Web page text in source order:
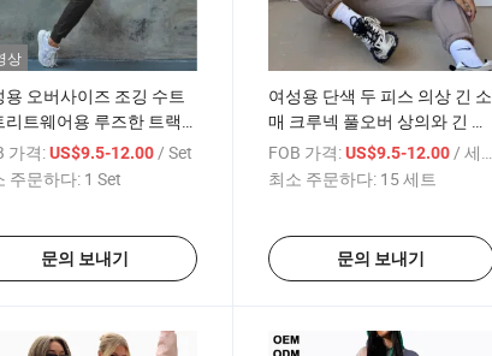
상
용 오버사이즈 조깅 수트
리트웨어용 루즈한 트랙
여자 조거스 팬츠 엘라스
리
가격:US$9.5-12.00/ Set
주문하다: 1 Set
문의 보내기
여성용 단색 두 피스 의상 긴 소
매 크루넥 풀오버 상의와 긴 바
지 스웨트수트 트랙수트
FOB 가격: US$9.5-12.00/ 세트
최소 주문하다: 15 세트
문의 보내기